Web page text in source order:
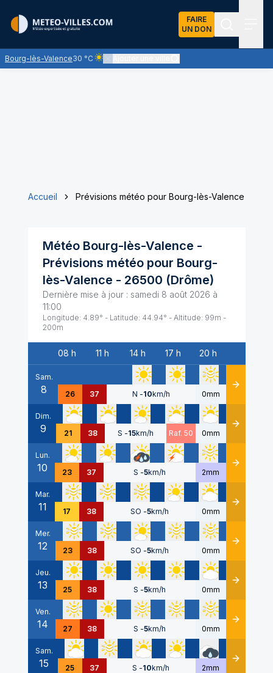
FAIRE
UN DON
Bourg-lès-Valence30 °C
Ciel clair - quasiment pas de nuages et un soleil
Accueil Prévisions météo pour Bourg-lès-Valence
Météo Bourg-lès-Valence -
Prévisions météo pour Bourg-
lès-Valence - 26500 (Drôme)
Dernière mise à jour : samedi 8 août 2026 à
11:00
Longitude: 4.89° - Latitude: 44.94° - Altitude: 99m -
200m
Date
08 h 11 h 14 h 17 h 20 h
Sam.
8 26 37 N -10km/h 0mm Détails
Dim.
9 21 38 S -15km/h Raf. 50 0mm Détails
Lun.
10 23 37 S -5km/h 2mm Détails
Mar.
11 17 38 SO -5km/h 0mm Détails
Mer.
12 23 38 SO -5km/h 0mm Détails
Jeu.
13 25 38 S -5km/h 0mm Détails
Ven.
14 27 38 S -5km/h 0mm Détails
Sam.
15 25 37 S -10km/h 2mm Détails